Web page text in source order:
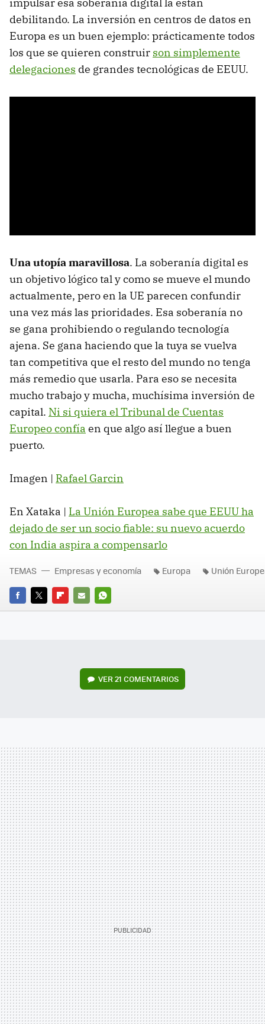
debilitando. La inversión en centros de datos en
Europa es un buen ejemplo: prácticamente todos
los que se quieren construir son simplemente
delegaciones de grandes tecnológicas de EEUU.
Una utopía maravillosa. La soberanía digital es
un objetivo lógico tal y como se mueve el mundo
actualmente, pero en la UE parecen confundir
una vez más las prioridades. Esa soberanía no
se gana prohibiendo o regulando tecnología
ajena. Se gana haciendo que la tuya se vuelva
tan competitiva que el resto del mundo no tenga
más remedio que usarla. Para eso se necesita
mucho trabajo y mucha, muchísima inversión de
capital. Ni si quiera el Tribunal de Cuentas
Europeo confía en que algo así llegue a buen
puerto.
Imagen | Rafael Garcin
En Xataka | La Unión Europea sabe que EEUU ha
dejado de ser un socio fiable: su nuevo acuerdo
con India aspira a compensarlo
FACEBOOK
TWITTERFLIPBOARD
E-
WHATSAPP
TEMAS Empresas y economía Europa Unión
VER21 COMENTARIOS